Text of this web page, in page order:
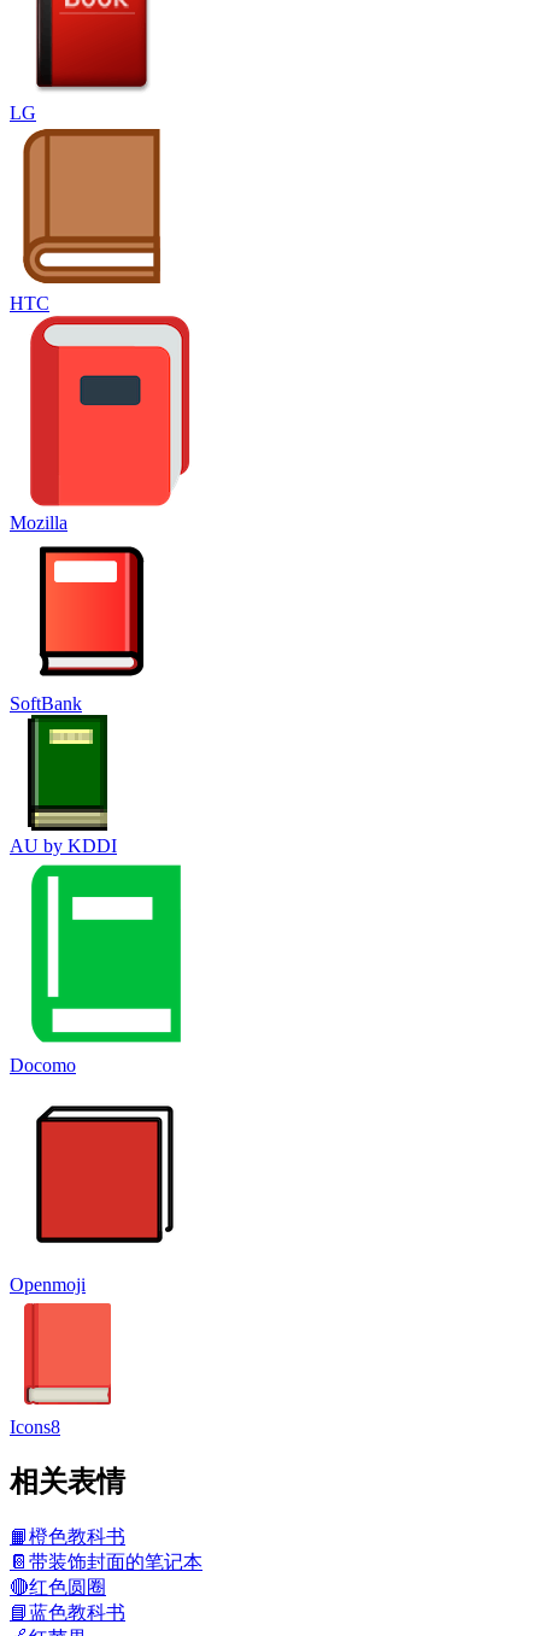
LG
HTC
Mozilla
SoftBank
AU by KDDI
Docomo
Openmoji
Icons8
相关表情
📙橙色教科书
📔 带装饰封面的笔记本
🔴红色圆圈
📘蓝色教科书